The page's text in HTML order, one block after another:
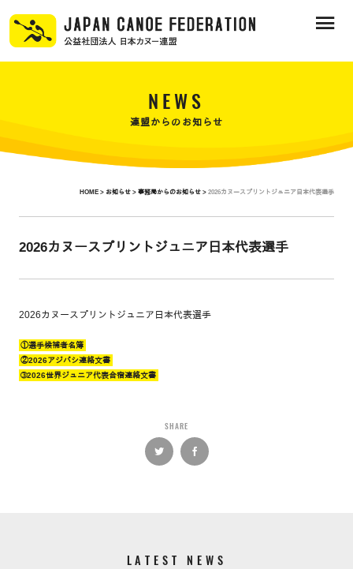
NEWS
連盟からのお知らせ
HOME > お知らせ > 事務局からのお知らせ > 2026カヌースプリントジュニア日本代表選手
2026カヌースプリントジュニア日本代表選手
2026カヌースプリントジュニア日本代表選手
①選手候補者名簿
②2026アジパシ連絡文書
➂2026世界ジュニア代表合宿連絡文書
SHARE
LATEST NEWS